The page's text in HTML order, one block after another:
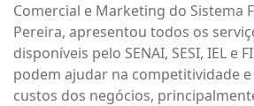
Comercial e Marketing do Sistema
Pereira, apresentou todos os
disponíveis pelo SENAI, SESI, IEL e
podem ajudar na competitividade
custos dos negócios,